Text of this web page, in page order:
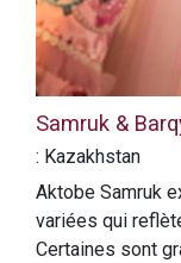
Samruk &
: Kazakhstan
Aktobe Samruk
variées qui
Certaines sont